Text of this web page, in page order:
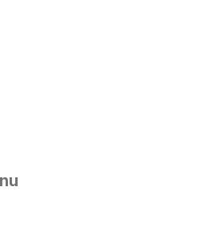
(nouvelle fenêtre)
Twitter (nouvelle fenêtre)
WhatsApp
par mail